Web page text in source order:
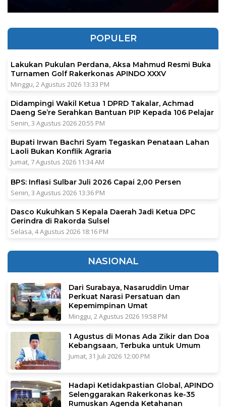
POPULER
Lakukan Pukulan Perdana, Aksa Mahmud Resmi Buka
Turnamen Golf Rakerkonas APINDO XXXV
Minggu, 2 Agustus 2026 13:33 PM
Didampingi Wakil Ketua 1 DPRD Takalar, Achmad
Daeng Se’re Serahkan Bantuan PIP Kepada 106 Pelajar
Senin, 3 Agustus 2026 20:55 PM
Bupati Irwan Bachri Syam Tegaskan Penataan Lahan
Laoli Bukan Konflik Agraria
Jumat, 7 Agustus 2026 11:34 AM
BPS: Inflasi Sulbar Juli 2026 Capai 2,00 Persen
Senin, 3 Agustus 2026 13:36 PM
Dasco Kukuhkan 5 Kepala Daerah Jadi Ketua DPC
Gerindra di Rakorda Sulsel
Selasa, 4 Agustus 2026 18:16 PM
NASIONAL
Dari Surabaya, Nasaruddin Umar
Perkuat Narasi Persatuan dan
Kepemimpinan Umat
Minggu, 2 Agustus 2026 19:58 PM
1 Agustus di Monas Ada Zikir dan Doa
Kebangsaan, Terbuka untuk Umum
Jumat, 31 Juli 2026 12:00 PM
Hadapi Ketidakpastian Global, APINDO
Selenggarakan Rakerkonas ke-35
Rumuskan Agenda Ketahanan